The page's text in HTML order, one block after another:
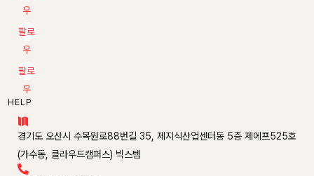
우
팔로
우
팔로
우
HELP

경기도 오산시 수목원로88번길 35, 제지식산업센터동 5층 제에프525호
(가수동, 클라우드캠퍼스) 빅스템
